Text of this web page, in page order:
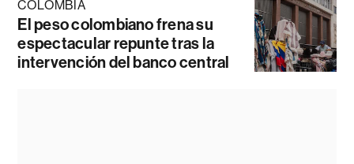
COLOMBIA
El peso colombiano frena su
espectacular repunte tras la
intervención del banco central